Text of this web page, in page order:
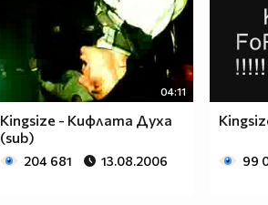
04:11
Kingsize - Кифлата Духа
(sub)
204 681 13.08.2006 99